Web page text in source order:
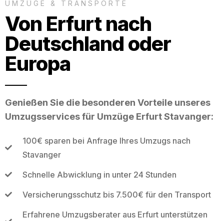
UMZÜGE & TRANSPORTE
Von Erfurt nach
Deutschland oder
Europa
Genießen Sie die besonderen Vorteile unseres
Umzugsservices für Umzüge Erfurt Stavanger:
100€ sparen bei Anfrage Ihres Umzugs nach
Stavanger
Schnelle Abwicklung in unter 24 Stunden
Versicherungsschutz bis 7.500€ für den Transport
Erfahrene Umzugsberater aus Erfurt unterstützen